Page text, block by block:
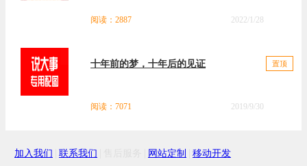
阅读：2887 2022/1/28
十年前的梦，十年后的见证 置顶
阅读：7071 2019/9/30
服务器维修通告
加入我们 联系我们 网站定制 移动开发